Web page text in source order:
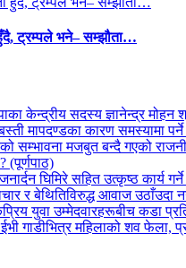
ट्रम्पले भने– सम्झौता…
केन्द्रीय सदस्य ज्ञानेन्द्र मोहन
मापदण्डका कारण समस्यामा
सम्भावना मजबुत बन्दै गएको
(पूर्णपाठ)
घिमिरे सहित उत्कृष्ठ कार्य
र बेथितिविरुद्ध आवाज उठाँउदा
युवा उम्मेदवारहरूबीच कडा
गाडीभित्र महिलाको शव फेला,